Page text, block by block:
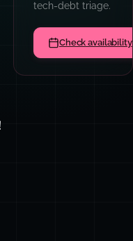
code quality
Book a team